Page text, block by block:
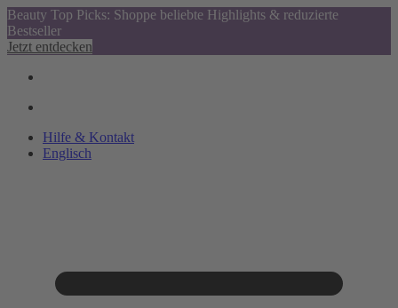
Beauty Top Picks: Shoppe beliebte Highlights & reduzierte
Bestseller
Jetzt entdecken
Hilfe & Kontakt
Englisch